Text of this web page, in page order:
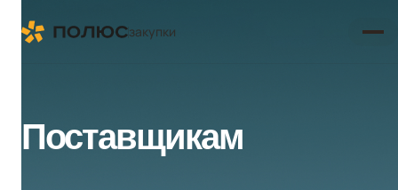
закупки
Поставщикам